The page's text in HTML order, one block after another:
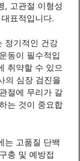
, 고관절 이형성
표적입니다.
정기적인 건강
동이 필수적입
취약할 수 있으
의 심장 검진을
절에 무리가 갈
는 것이 중요합
는 고품질 단백
충 및 예방접